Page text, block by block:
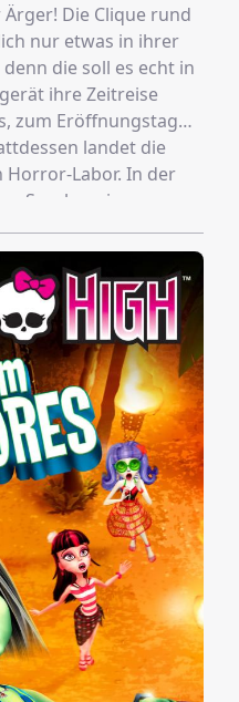
Die Clique rund
nur etwas in ihrer
die soll es echt in
ihre Zeitreise
zum Eröffnungstag
landet die
Horror-Labor. In der
Sparky sein
in ein
Folgen! Acht
schaurig-schönen
wider Willen ist nun
keine weiteren
die Freunde
ihrer geliebten